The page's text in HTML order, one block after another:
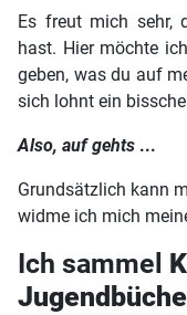
Es freut mich sehr,
hast. Hier möchte
geben, was du auf
sich lohnt ein
Also, auf gehts ...
Grundsätzlich kann
widme ich mich
Ich sammel